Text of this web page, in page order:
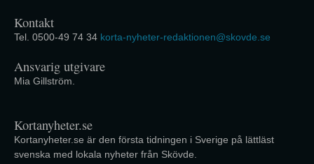
Kontakt
Tel. 0500-49 74 34 korta-nyheter-redaktionen@skovde.se
Ansvarig utgivare
Mia Gillström.
Kortanyheter.se
Kortanyheter.se är den första tidningen i Sverige på lättläst
svenska med lokala nyheter från Skövde.